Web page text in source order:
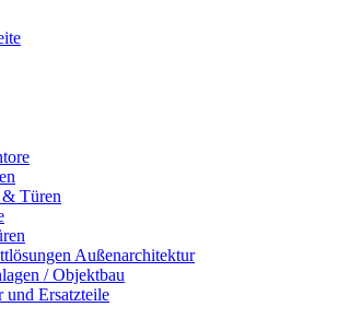
Türen
Außenarchitektur
/ Objektbau
und Ersatzteile